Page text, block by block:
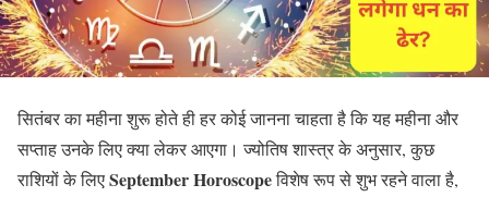
सितंबर का महीना शुरू होते ही हर कोई जानना चाहता है कि यह महीना और
सप्ताह उनके लिए क्या लेकर आएगा। ज्योतिष शास्त्र के अनुसार, कुछ
राशियों के लिएSeptember Horoscopeविशेष रूप से शुभ रहने वाला है,